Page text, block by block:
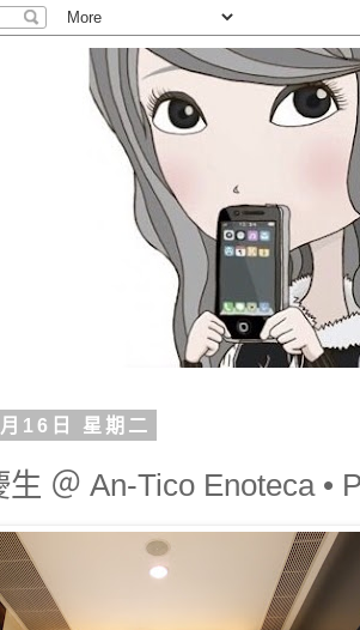
16日 星期二
＠ An-Tico Enoteca •